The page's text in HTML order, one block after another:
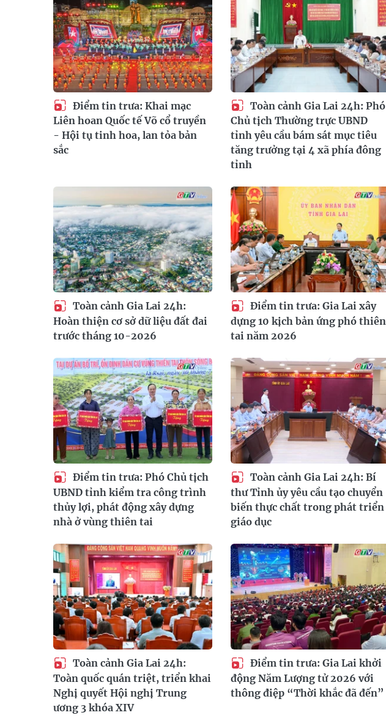
Điểm tin trưa: Khai mạc
Liên hoan Quốc tế Võ cổ truyền
- Hội tụ tinh hoa, lan tỏa bản
sắc
Toàn cảnh Gia Lai 24h: Phó
Chủ tịch Thường trực UBND
tỉnh yêu cầu bám sát mục tiêu
tăng trưởng tại 4 xã phía đông
tỉnh
Toàn cảnh Gia Lai 24h:
Hoàn thiện cơ sở dữ liệu đất đai
trước tháng 10-2026
Điểm tin trưa: Gia Lai xây
dựng 10 kịch bản ứng phó thiên
tai năm 2026
Điểm tin trưa: Phó Chủ tịch
UBND tỉnh kiểm tra công trình
thủy lợi, phát động xây dựng
nhà ở vùng thiên tai
Toàn cảnh Gia Lai 24h: Bí
thư Tỉnh ủy yêu cầu tạo chuyển
biến thực chất trong phát triển
giáo dục
Toàn cảnh Gia Lai 24h:
Toàn quốc quán triệt, triển khai
Nghị quyết Hội nghị Trung
ương 3 khóa XIV
Điểm tin trưa: Gia Lai khởi
động Năm Lượng tử 2026 với
thông điệp “Thời khắc đã đến”